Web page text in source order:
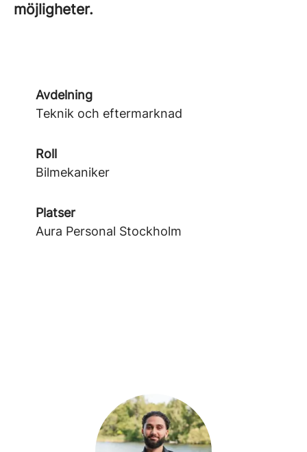
möjligheter.
Avdelning
Teknik och eftermarknad
Roll
Bilmekaniker
Platser
Aura Personal Stockholm